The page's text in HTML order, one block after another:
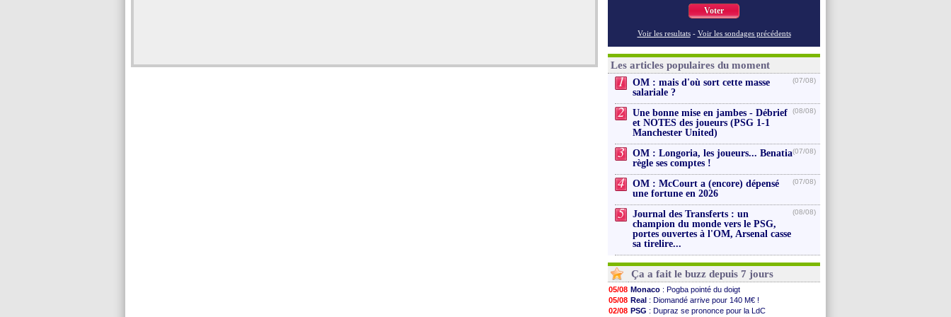
Voter
Voir les resultats - Voir les sondages précédents
Les articles populaires du moment
1
OM : mais d'où sort cette masse
salariale ?
(07/08)
2
Une bonne mise en jambes - Débrief
et NOTES des joueurs (PSG 1-1
Manchester United)
(08/08)
3
OM : Longoria, les joueurs... Benatia
règle ses comptes !
(07/08)
4
OM : McCourt a (encore) dépensé
une fortune en 2026
(07/08)
5
Journal des Transferts : un
champion du monde vers le PSG,
portes ouvertes à l'OM, Arsenal casse
sa tirelire...
(08/08)
Ça a fait le buzz depuis 7 jours
05/08 Monaco : Pogba pointé du doigt
05/08 Real : Diomandé arrive pour 140 M€ !
02/08 PSG : Dupraz se prononce pour la LdC